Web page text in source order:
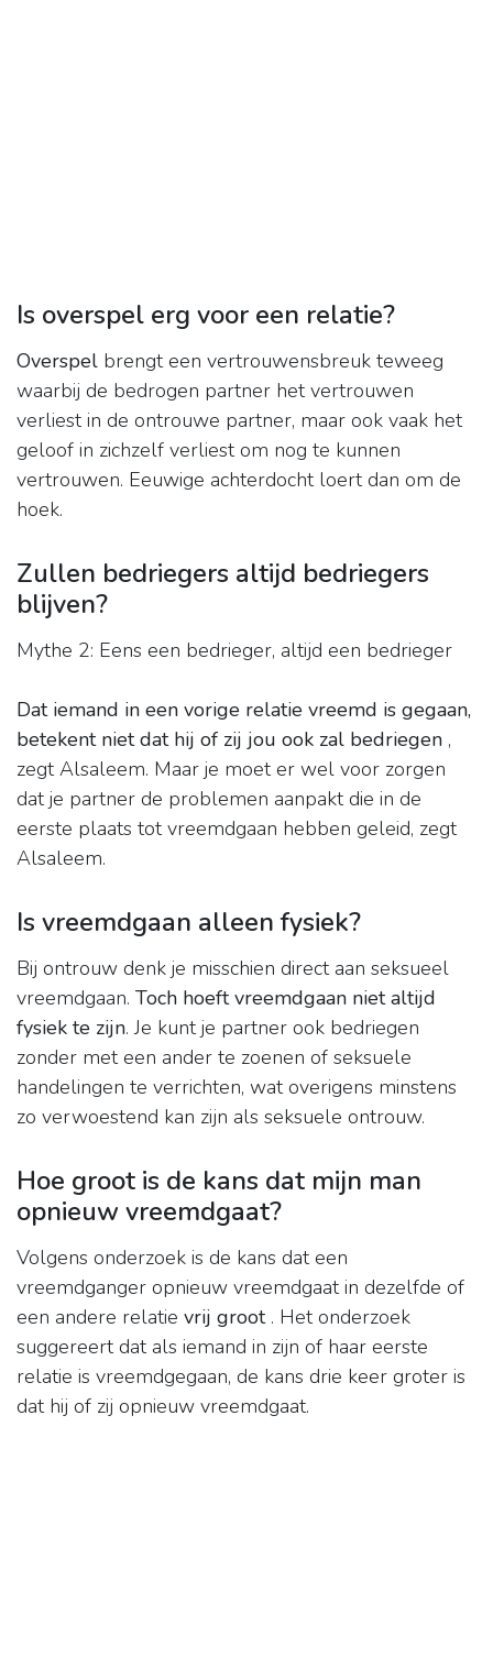
Is overspel erg voor een relatie?
Overspel brengt een vertrouwensbreuk teweeg
waarbij de bedrogen partner het vertrouwen
verliest in de ontrouwe partner, maar ook vaak het
geloof in zichzelf verliest om nog te kunnen
vertrouwen. Eeuwige achterdocht loert dan om de
hoek.
Zullen bedriegers altijd bedriegers
blijven?
Mythe 2: Eens een bedrieger, altijd een bedrieger
Dat iemand in een vorige relatie vreemd is gegaan,
betekent niet dat hij of zij jou ook zal bedriegen ,
zegt Alsaleem. Maar je moet er wel voor zorgen
dat je partner de problemen aanpakt die in de
eerste plaats tot vreemdgaan hebben geleid, zegt
Alsaleem.
Is vreemdgaan alleen fysiek?
Bij ontrouw denk je misschien direct aan seksueel
vreemdgaan. Toch hoeft vreemdgaan niet altijd
fysiek te zijn. Je kunt je partner ook bedriegen
zonder met een ander te zoenen of seksuele
handelingen te verrichten, wat overigens minstens
zo verwoestend kan zijn als seksuele ontrouw.
Hoe groot is de kans dat mijn man
opnieuw vreemdgaat?
Volgens onderzoek is de kans dat een
vreemdganger opnieuw vreemdgaat in dezelfde of
een andere relatie vrij groot. Het onderzoek
suggereert dat als iemand in zijn of haar eerste
relatie is vreemdgegaan, de kans drie keer groter is
dat hij of zij opnieuw vreemdgaat.